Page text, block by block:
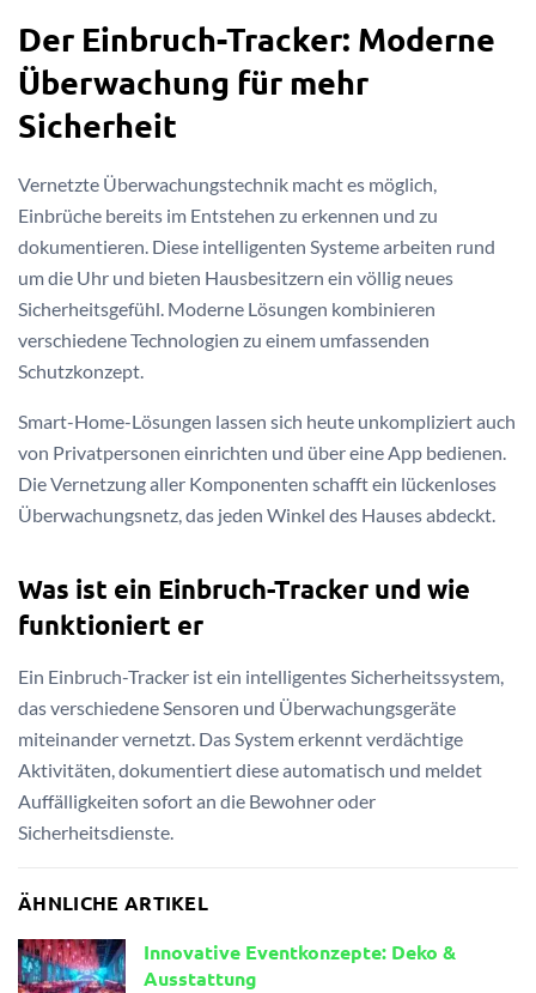
Der Einbruch-Tracker: Moderne
Überwachung für mehr
Sicherheit
Vernetzte Überwachungstechnik macht es möglich,
Einbrüche bereits im Entstehen zu erkennen und zu
dokumentieren. Diese intelligenten Systeme arbeiten rund
um die Uhr und bieten Hausbesitzern ein völlig neues
Sicherheitsgefühl. Moderne Lösungen kombinieren
verschiedene Technologien zu einem umfassenden
Schutzkonzept.
Smart-Home-Lösungen lassen sich heute unkompliziert auch
von Privatpersonen einrichten und über eine App bedienen.
Die Vernetzung aller Komponenten schafft ein lückenloses
Überwachungsnetz, das jeden Winkel des Hauses abdeckt.
Was ist ein Einbruch-Tracker und wie
funktioniert er
Ein Einbruch-Tracker ist ein intelligentes Sicherheitssystem,
das verschiedene Sensoren und Überwachungsgeräte
miteinander vernetzt. Das System erkennt verdächtige
Aktivitäten, dokumentiert diese automatisch und meldet
Auffälligkeiten sofort an die Bewohner oder
Sicherheitsdienste.
ÄHNLICHE ARTIKEL
Innovative Eventkonzepte: Deko &
Ausstattung